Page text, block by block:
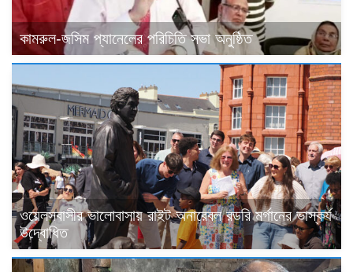
কামরুল-জসিম প্যানেলের পরিচিতি সভা অনুষ্ঠিত
ওয়েলসবাসীর ভালোবাসায় রাইট অনারেবল রডরি মর্গানের ভাস্কর্য
উদ্বোধিত